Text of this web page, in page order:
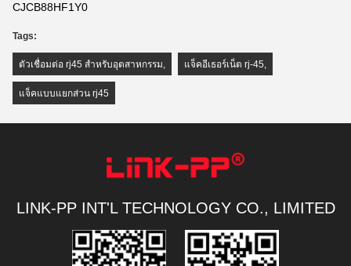
CJCB88HF1Y0
Tags:
ตัวเชื่อมต่อ rj45 สำหรับอุตสาหกรรม, แจ็คอีเธอร์เน็ต rj-45,
แจ็คแบบแยกส่วน rj45
LINK-PP INT'L TECHNOLOGY CO., LIMITED